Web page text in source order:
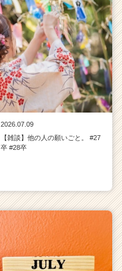
2026.07.09
【雑談】他の人の願いごと。 #27
卒 #28卒